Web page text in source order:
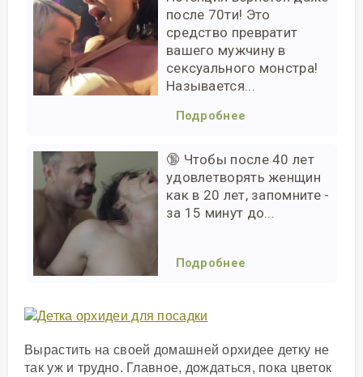
после 70ти! Это
средство превратит
вашего мужчину в
сексуального монстра!
Называется...
Подробнее
🔞 Чтобы после 40 лет
удовлетворять женщин
как в 20 лет, запомните -
за 15 минут до...
Подробнее
Вырастить на своей домашней орхидее детку не
так уж и трудно. Главное, дождаться, пока цветок